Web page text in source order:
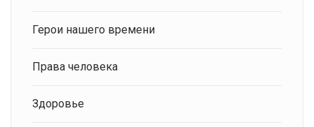
Герои нашего времени
Права человека
Здоровье